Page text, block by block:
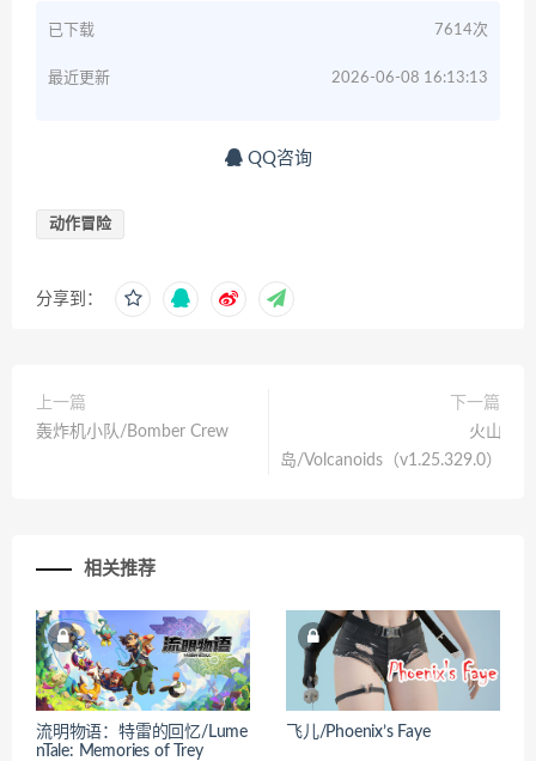
已下载 7614次
最近更新 2026-06-08 16:13:13
QQ咨询
动作冒险
分享到：
上一篇
轰炸机小队/Bomber Crew
下一篇
火山
岛/Volcanoids（v1.25.329.0）
相关推荐
流明物语：特雷的回忆/Lume
nTale: Memories of Trey
飞儿/Phoenix’s Faye